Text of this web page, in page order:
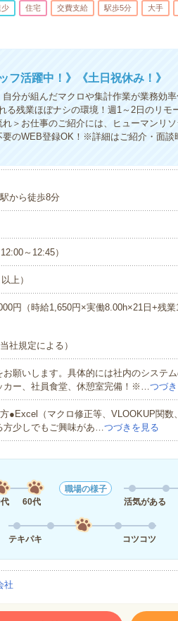
少 住宅 交費支給 駅歩5分 大手
フ活躍中！》《土日祝休み！》
分が組んだマクロや集計作業が業務効
る残業ほぼナシの環境！週1～2日のリモ
＞お仕事のご紹介には、ヒューマンリ
のWEB登録OK！※詳細はご紹介・面談
から徒歩8分
～12:45）
上）
円（時給1,650円×実働8.00h×21日+残
社規定による）
願いします。具体的には社内のシステ
カー、社員食堂、休憩室完備！※…つづ
●Excel（マクロ修正等、VLOOKUP関数
方少しでもご興味があ…つづきを見る
60代
職場の様子
活気がある
テキパキ
コツコツ
社